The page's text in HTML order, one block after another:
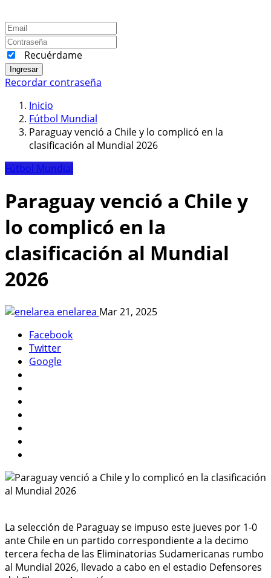
Recuérdame
Ingresar
Recordar contraseña
Inicio
Fútbol Mundial
Paraguay venció a Chile y lo complicó en la
clasificación al Mundial 2026
Fútbol Mundial
Paraguay venció a Chile y
lo complicó en la
clasificación al Mundial
2026
enelarea Mar 21, 2025
Facebook
Twitter
Google
La selección de Paraguay se impuso este jueves por 1-0
ante Chile en un partido correspondiente a la decimo
tercera fecha de las Eliminatorias Sudamericanas rumbo
al Mundial 2026, llevado a cabo en el estadio Defensores